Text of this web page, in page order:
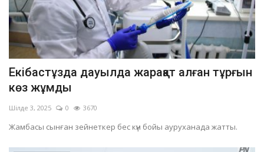
Екібастұзда дауылда жарақат алған тұрғын
көз жұмды
Шілде 3, 2025 0 3670
Жамбасы сынған зейнеткер бес күн бойы ауруханада жатты.